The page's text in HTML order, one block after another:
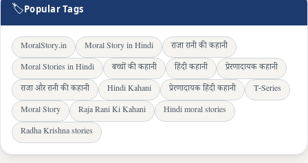
🏷Popular Tags
MoralStory.in Moral Story in Hindi
राजा रानी की कहानी
Moral Stories in Hindi
बच्चों की कहानी हिंदी कहानी
प्रेरणादायक कहानी
राजा और रानी की कहानी
Hindi Kahani प्रेरणादायक हिंदी कहानी
T-Series
Moral Story
Raja Rani Ki Kahani
Hindi moral stories
Radha Krishna stories